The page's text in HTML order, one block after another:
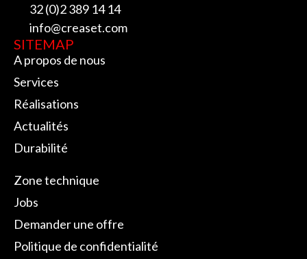
32 (0)2 389 14 14
info@creaset.com
SITEMAP
A propos de nous
Services
Réalisations
Actualités
Durabilité
Zone technique
Jobs
Demander une offre
Politique de confidentialité